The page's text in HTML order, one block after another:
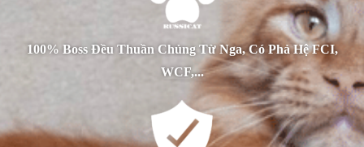
100% Boss Đều Thuần Chủng Từ Nga, Có Phả Hệ FCI,
WCF,...